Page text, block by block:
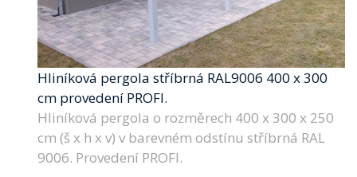
Hliníková pergola stříbrná RAL9006 400 x 300
cm provedení PROFI.
Hliníková pergola o rozměrech 400 x 300 x 250
cm (š x h x v) v barevném odstínu stříbrná RAL
9006. Provedení PROFI.